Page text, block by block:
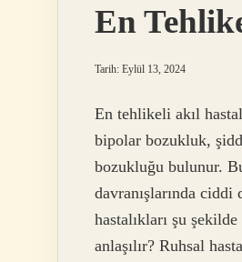
En
Tarih: Eylül 13, 2024
En tehlikeli akıl
bipolar bozukluk,
bozukluğu bulunur.
davranışlarında
hastalıkları şu
anlaşılır? Ruhsal